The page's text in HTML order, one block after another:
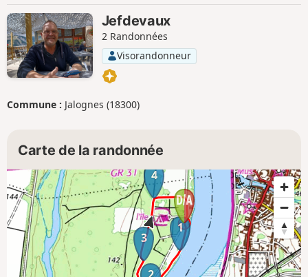
Jefdevaux
2 Randonnées
Visorandonneur
Commune : Jalognes (18300)
Carte de la randonnée
1
3
4